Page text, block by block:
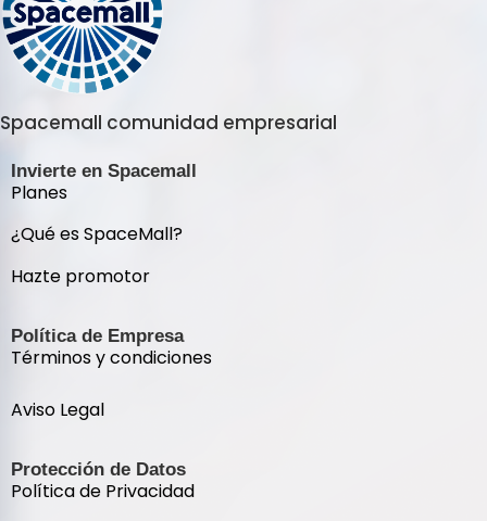
Spacemall comunidad empresarial
Invierte en Spacemall
Planes
¿Qué es SpaceMall?
Hazte promotor
Política de Empresa
Términos y condiciones
Aviso Legal
Protección de Datos
Política de Privacidad